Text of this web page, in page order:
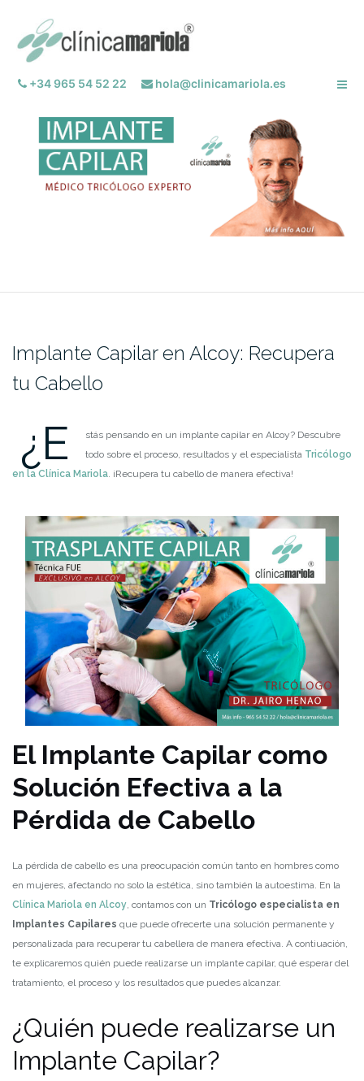
contenido
+34 965 54 52 22 hola@clinicamariola.es
Implante Capilar en Alcoy: Recupera
tu Cabello
¿E
stás pensando en un implante capilar en Alcoy? Descubre
todo sobre el proceso, resultados y el especialista Tricólogo
en la Clínica Mariola . ¡Recupera tu cabello de manera efectiva!
El Implante Capilar como
Solución Efectiva a la
Pérdida de Cabello
La pérdida de cabello es una preocupación común tanto en hombres como
en mujeres, afectando no solo la estética, sino también la autoestima. En la
Clínica Mariola en Alcoy, contamos con un Tricólogo especialista en
Implantes Capilares que puede ofrecerte una solución permanente y
personalizada para recuperar tu cabellera de manera efectiva. A contiuación,
te explicaremos quién puede realizarse un implante capilar, qué esperar del
tratamiento, el proceso y los resultados que puedes alcanzar.
¿Quién puede realizarse un
Implante Capilar?